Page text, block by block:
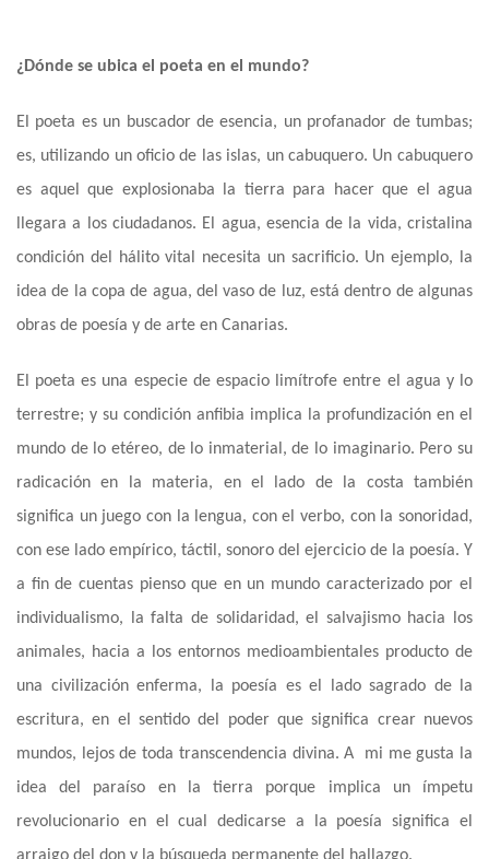
¿Dónde se ubica el poeta en el mundo?
El poeta es un buscador de esencia, un profanador de tumbas;
es, utilizando un oficio de las islas, un cabuquero. Un cabuquero
es aquel
que explosionaba la tierra para hacer que el agua
llegara a los ciudadanos. El agua, esencia de la vida, cristalina
condición del
hálitovital necesita un sacrificio. Un ejemplo, la
idea de la copa de agua, del vaso de luz, está dentro de algunas
obras de poesía y de arte en Canarias.
El poeta es una especie de espacio limítrofe entre el agua y lo
terrestre; y su condición anfibia implica la profundización en el
mundo de lo etéreo, de lo inmaterial, de lo imaginario. Pero su
radicación en la materia, en el lado de la costa también
significa un juego con la lengua, con el verbo, con la sonoridad,
con ese lado empírico, táctil, sonoro del ejercicio de la poesía. Y
a fin de cuentas pienso que en un mundo caracterizado por el
individualismo, la falta de solidaridad, el salvajismo hacia los
animales, hacia a los entornos medioambientales producto de
una civilización enferma, la poesía es el
lado sagrado de la
escritura, en el sentido del poder que significa crear nuevos
mundos, lejos de toda transcendencia divina. A
mi me gusta la
idea del paraíso en la tierra porque implica un ímpetu
revolucionario en el cual dedicarse a la poesía significa el